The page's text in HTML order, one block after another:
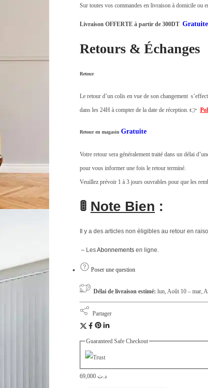
Sur toutes vos commandes en livraison à domicile ou
Livraison OFFERTE à partir de 300DT Gratuite
Retours & Échanges
Retour
Le retour d’un colis en vue de son changement
dans les 24H à compter de la date de réception. 👉
Retour en magasin Gratuite
Votre retour sera généralement traité dans un délai
pour vous informer une fois le retour terminé.
Veuillez prévoir 1 à 3 jours ouvrables pour que les
🚦 Note Bien :
Il y a des articles non éligibles au retour en
– LesAbonnements en ligne.
Poser une question
Délai de livraison estimé: lun, Août 10 – mar,
Partager
Guaranteed Safe Checkout
د.ت